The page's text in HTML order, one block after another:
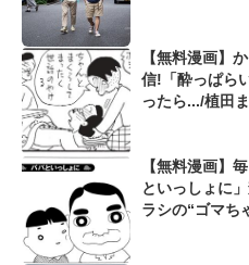
【無料漫画】
信!「酔っぱら
ったら.../植田
【無料漫画】
といっしょに
ラシの“ゴマち